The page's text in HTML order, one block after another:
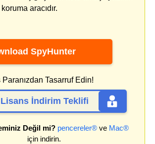
aracıdır.
SpyHunter
Paranızdan Tasarruf Edin!
İndirim Teklifi
Değil mi? pencereler®ve Mac®
için indirin.